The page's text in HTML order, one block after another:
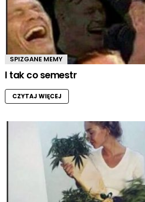
SPIZGANE MEMY
I tak co semestr
CZYTAJ WIĘCEJ